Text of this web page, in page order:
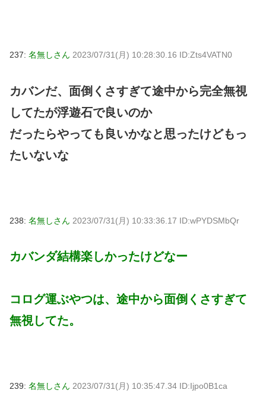
237: 名無しさん 2023/07/31(月) 10:28:30.16 ID:Zts4VATN0
カバンだ、面倒くさすぎて途中から完全無視
してたが浮遊石で良いのか
だったらやっても良いかなと思ったけどもっ
たいないな
238: 名無しさん 2023/07/31(月) 10:33:36.17 ID:wPYDSMbQr
カバンダ結構楽しかったけどなー
コログ運ぶやつは、途中から面倒くさすぎて
無視してた。
239: 名無しさん 2023/07/31(月) 10:35:47.34 ID:Ijpo0B1ca